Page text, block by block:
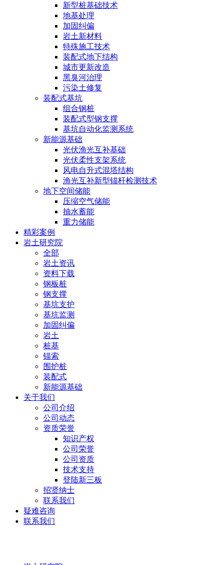
新型桩基础技术
地基处理
加固纠偏
岩土新材料
特殊施工技术
装配式地下结构
城市更新改造
黑臭河治理
污染土修复
装配式基坑
组合钢桩
装配式型钢支撑
基坑自动化监测系统
新能源基础
光伏渔光互补基础
光伏柔性支架系统
风电自升式混塔结构
渔光互补新型锚杆检测技术
地下空间储能
压缩空气储能
抽水蓄能
重力储能
精彩案例
岩土研究院
全部
岩土资讯
资料下载
钢板桩
钢支撑
基坑支护
基坑监测
加固纠偏
岩土
桩基
锚索
围护桩
装配式
新能源基础
关于我们
公司介绍
公司动态
资质荣誉
知识产权
公司荣誉
公司资质
技术支持
登陆新三板
招贤纳士
联系我们
疑难咨询
联系我们